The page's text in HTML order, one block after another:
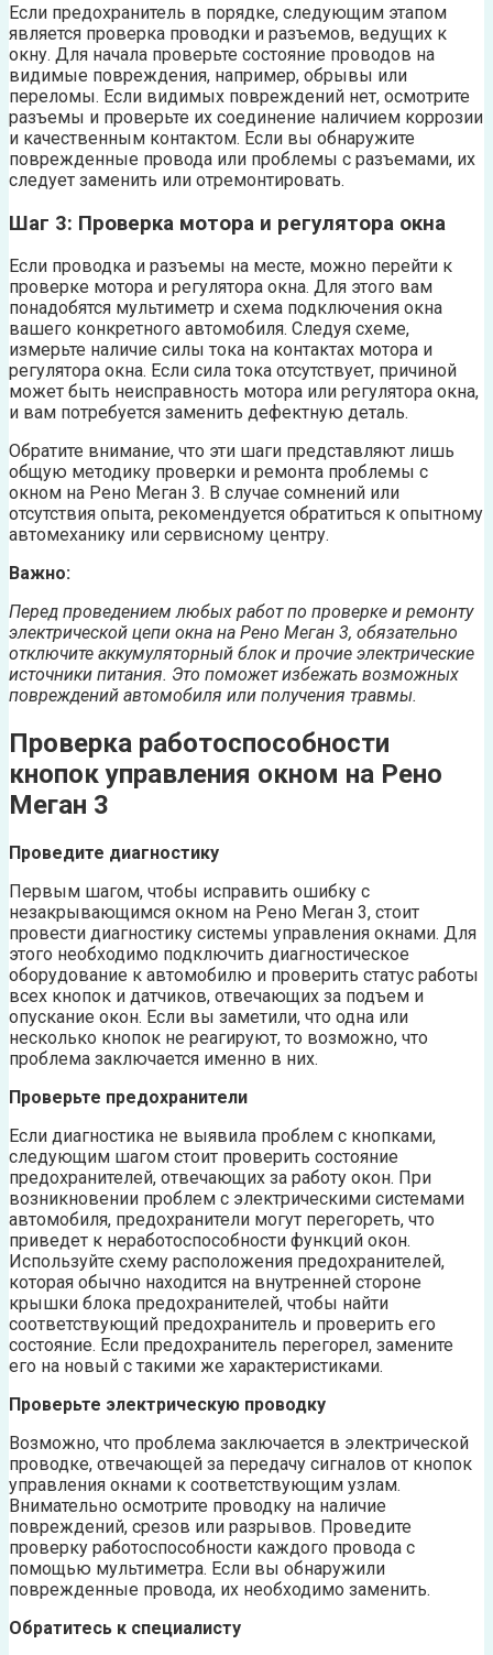
Если предохранитель в порядке, следующим этапом
является проверка проводки и разъемов, ведущих к
окну. Для начала проверьте состояние проводов на
видимые повреждения, например, обрывы или
переломы. Если видимых повреждений нет, осмотрите
разъемы и проверьте их соединение наличием коррозии
и качественным контактом. Если вы обнаружите
поврежденные провода или проблемы с разъемами, их
следует заменить или отремонтировать.
Шаг 3: Проверка мотора и регулятора окна
Если проводка и разъемы на месте, можно перейти к
проверке мотора и регулятора окна. Для этого вам
понадобятся мультиметр и схема подключения окна
вашего конкретного автомобиля. Следуя схеме,
измерьте наличие силы тока на контактах мотора и
регулятора окна. Если сила тока отсутствует, причиной
может быть неисправность мотора или регулятора окна,
и вам потребуется заменить дефектную деталь.
Обратите внимание, что эти шаги представляют лишь
общую методику проверки и ремонта проблемы с
окном на Рено Меган 3. В случае сомнений или
отсутствия опыта, рекомендуется обратиться к опытному
автомеханику или сервисному центру.
Важно:
Перед проведением любых работ по проверке и ремонту
электрической цепи окна на Рено Меган 3, обязательно
отключите аккумуляторный блок и прочие электрические
источники питания. Это поможет избежать возможных
повреждений автомобиля или получения травмы.
Проверка работоспособности
кнопок управления окном на Рено
Меган 3
Проведите диагностику
Первым шагом, чтобы исправить ошибку с
незакрывающимся окном на Рено Меган 3, стоит
провести диагностику системы управления окнами. Для
этого необходимо подключить диагностическое
оборудование к автомобилю и проверить статус работы
всех кнопок и датчиков, отвечающих за подъем и
опускание окон. Если вы заметили, что одна или
несколько кнопок не реагируют, то возможно, что
проблема заключается именно в них.
Проверьте предохранители
Если диагностика не выявила проблем с кнопками,
следующим шагом стоит проверить состояние
предохранителей, отвечающих за работу окон. При
возникновении проблем с электрическими системами
автомобиля, предохранители могут перегореть, что
приведет к неработоспособности функций окон.
Используйте схему расположения предохранителей,
которая обычно находится на внутренней стороне
крышки блока предохранителей, чтобы найти
соответствующий предохранитель и проверить его
состояние. Если предохранитель перегорел, замените
его на новый с такими же характеристиками.
Проверьте электрическую проводку
Возможно, что проблема заключается в электрической
проводке, отвечающей за передачу сигналов от кнопок
управления окнами к соответствующим узлам.
Внимательно осмотрите проводку на наличие
повреждений, срезов или разрывов. Проведите
проверку работоспособности каждого провода с
помощью мультиметра. Если вы обнаружили
поврежденные провода, их необходимо заменить.
Обратитесь к специалисту